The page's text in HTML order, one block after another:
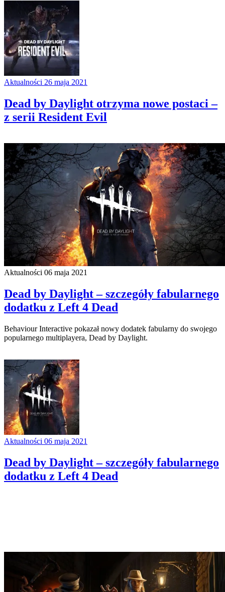
Aktualności 26 maja 2021
Dead by Daylight otrzyma nowe postaci –
z serii Resident Evil
Aktualności 06 maja 2021
Dead by Daylight – szczegóły fabularnego
dodatku z Left 4 Dead
Behaviour Interactive pokazał nowy dodatek fabularny do swojego
popularnego multiplayera, Dead by Daylight.
Aktualności 06 maja 2021
Dead by Daylight – szczegóły fabularnego
dodatku z Left 4 Dead